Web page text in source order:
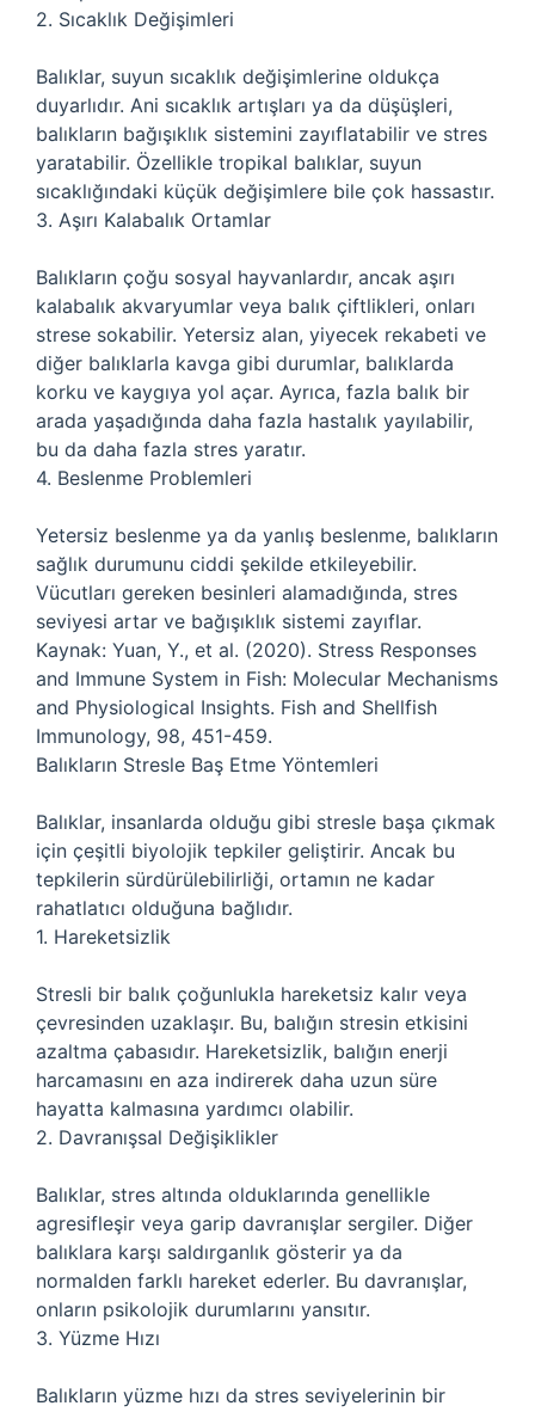
2. Sıcaklık Değişimleri
Balıklar, suyun sıcaklık değişimlerine oldukça
duyarlıdır. Ani sıcaklık artışları ya da düşüşleri,
balıkların bağışıklık sistemini zayıflatabilir ve stres
yaratabilir. Özellikle tropikal balıklar, suyun
sıcaklığındaki küçük değişimlere bile çok hassastır.
3. Aşırı Kalabalık Ortamlar
Balıkların çoğu sosyal hayvanlardır, ancak aşırı
kalabalık akvaryumlar veya balık çiftlikleri, onları
strese sokabilir. Yetersiz alan, yiyecek rekabeti ve
diğer balıklarla kavga gibi durumlar, balıklarda
korku ve kaygıya yol açar. Ayrıca, fazla balık bir
arada yaşadığında daha fazla hastalık yayılabilir,
bu da daha fazla stres yaratır.
4. Beslenme Problemleri
Yetersiz beslenme ya da yanlış beslenme, balıkların
sağlık durumunu ciddi şekilde etkileyebilir.
Vücutları gereken besinleri alamadığında, stres
seviyesi artar ve bağışıklık sistemi zayıflar.
Kaynak: Yuan, Y., et al. (2020). Stress Responses
and Immune System in Fish: Molecular Mechanisms
and Physiological Insights. Fish and Shellfish
Immunology, 98, 451-459.
Balıkların Stresle Baş Etme Yöntemleri
Balıklar, insanlarda olduğu gibi stresle başa çıkmak
için çeşitli biyolojik tepkiler geliştirir. Ancak bu
tepkilerin sürdürülebilirliği, ortamın ne kadar
rahatlatıcı olduğuna bağlıdır.
1. Hareketsizlik
Stresli bir balık çoğunlukla hareketsiz kalır veya
çevresinden uzaklaşır. Bu, balığın stresin etkisini
azaltma çabasıdır. Hareketsizlik, balığın enerji
harcamasını en aza indirerek daha uzun süre
hayatta kalmasına yardımcı olabilir.
2. Davranışsal Değişiklikler
Balıklar, stres altında olduklarında genellikle
agresifleşir veya garip davranışlar sergiler. Diğer
balıklara karşı saldırganlık gösterir ya da
normalden farklı hareket ederler. Bu davranışlar,
onların psikolojik durumlarını yansıtır.
3. Yüzme Hızı
Balıkların yüzme hızı da stres seviyelerinin bir